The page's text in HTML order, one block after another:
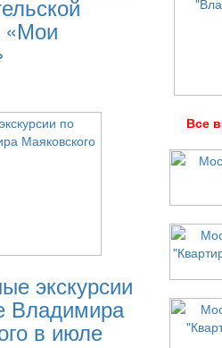
«Мои
экскурсии
Владимира
в июле
Все